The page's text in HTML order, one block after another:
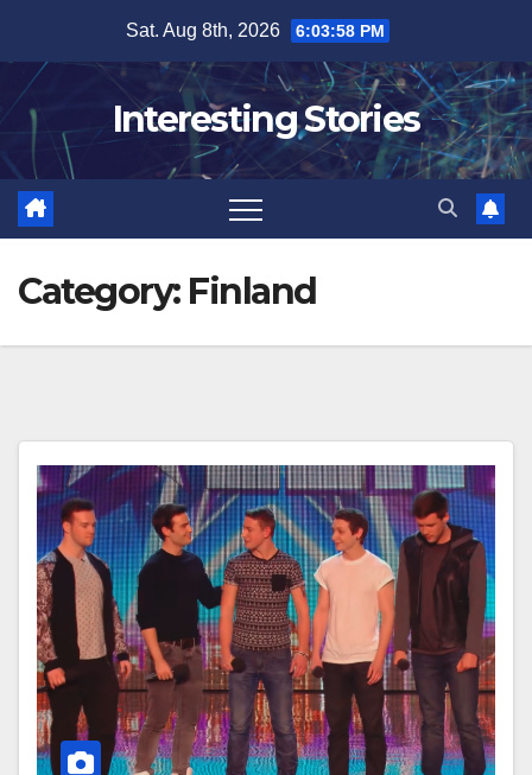
content
Sat. Aug 8th, 2026 6:04:00 PM
Interesting Stories
Category: Finland